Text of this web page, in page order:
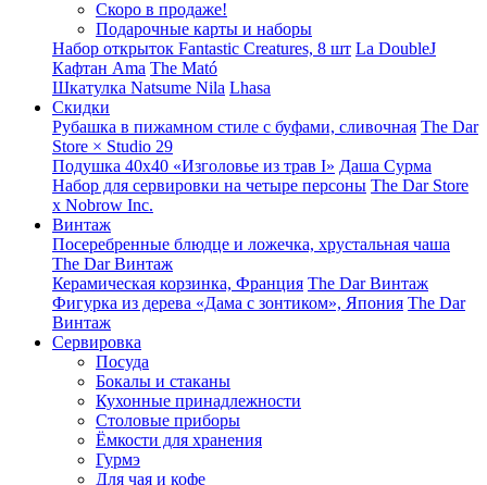
Скоро в продаже!
Подарочные карты и наборы
Набор открыток Fantastic Creatures, 8 шт La DoubleJ
Кафтан Ama The Mató
Шкатулка Natsume Nila Lhasa
Скидки
Рубашка в пижамном стиле с буфами, сливочная The Dar
Store × Studio 29
Подушка 40x40 «Изголовье из трав I» Даша Сурма
Набор для сервировки на четыре персоны The Dar Store
х Nobrow Inc.
Винтаж
Посеребренные блюдце и ложечка, хрустальная чаша
The Dar Винтаж
Керамическая корзинка, Франция The Dar Винтаж
Фигурка из дерева «Дама с зонтиком», Япония The Dar
Винтаж
Сервировка
Посуда
Бокалы и стаканы
Кухонные принадлежности
Столовые приборы
Ëмкости для хранения
Гурмэ
Для чая и кофе